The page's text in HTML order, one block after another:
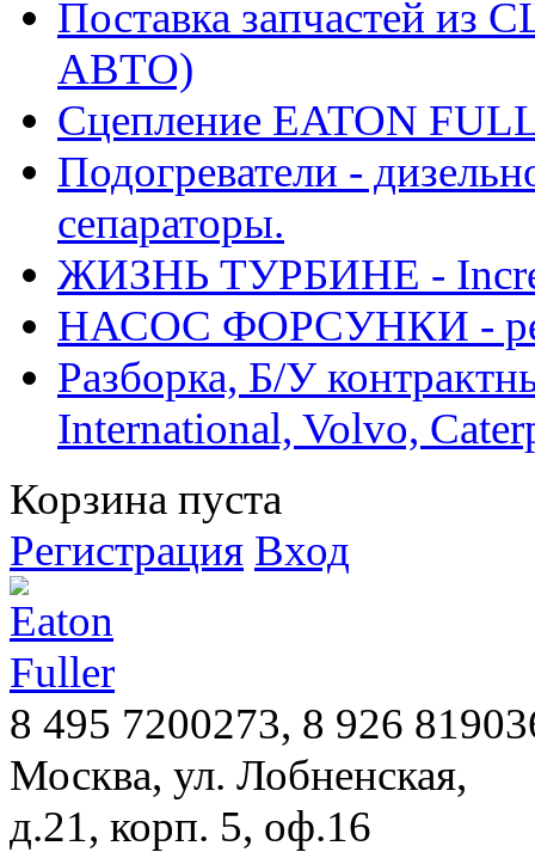
Поставка запчастей
АВТО)
Сцепление EATON
Подогреватели -
сепараторы.
ЖИЗНЬ ТУРБИНЕ -
НАСОС ФОРСУНКИ -
Разборка, Б/У
International, Volvo,
Корзина пуста
Регистрация Вход
8 495 7200273, 8 926
Москва, ул. Лобненская,
д.21, корп. 5, оф.16